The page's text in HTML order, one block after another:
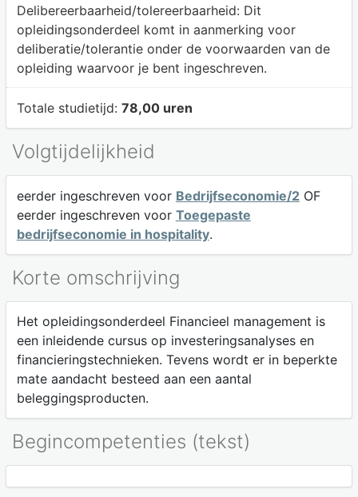
Delibereerbaarheid/tolereerbaarheid: Dit
opleidingsonderdeel komt in aanmerking voor
deliberatie/tolerantie onder de voorwaarden van de
opleiding waarvoor je bent ingeschreven.
Totale studietijd: 78,00 uren
Volgtijdelijkheid
eerder ingeschreven voor Bedrijfseconomie/2OF
eerder ingeschreven voor Toegepaste
bedrijfseconomie in hospitality.
Korte omschrijving
Het opleidingsonderdeel Financieel management is
een inleidende cursus op investeringsanalyses en
financieringstechnieken. Tevens wordt er in beperkte
mate aandacht besteed aan een aantal
beleggingsproducten.
Begincompetenties (tekst)